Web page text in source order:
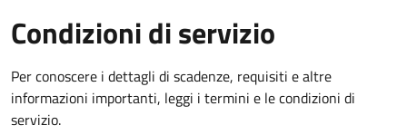
Condizioni di servizio
Per conoscere i dettagli di scadenze, requisiti e altre
informazioni importanti, leggi i termini e le condizioni di
servizio.